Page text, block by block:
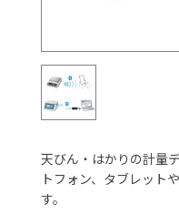
天びん・はかりの計量
トフォン、タブレット
す。